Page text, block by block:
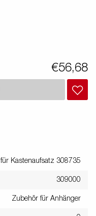
€56,68
für Kastenaufsatz 308735
309000
Zubehör für Anhänger